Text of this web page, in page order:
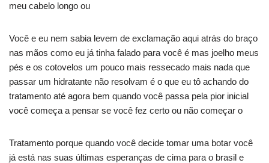
meu cabelo longo ou
Você e eu nem sabia levem de exclamação aqui atrás do braço
nas mãos como eu já tinha falado para você é mas joelho meus
pés e os cotovelos um pouco mais ressecado mais nada que
passar um hidratante não resolvam é o que eu tô achando do
tratamento até agora bem quando você passa pela pior inicial
você começa a pensar se você fez certo ou não começar o
Tratamento porque quando você decide tomar uma botar você
já está nas suas últimas esperanças de cima para o brasil e